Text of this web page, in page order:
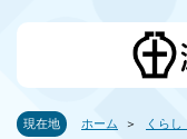
現在地 ホーム くらし